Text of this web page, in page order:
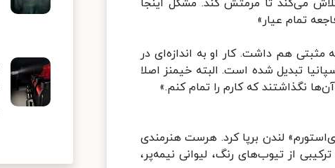
می‌کند تا مرمتش کند. مشکل اینجا
تمام عیار»
مثبتی هم داشت. کار او به اندازه‌ای در
تبدیل شده است. البته خیمنز اصلا
نگذاشتند که کارم را تمام کنم.»
لندن برپا کرد. هرست هنرمندی
از تیوب‌های رنگ، لیوانی نیمه‌پر،